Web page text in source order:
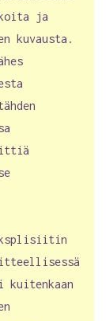
ja
kuvausta.
kuitenkaan